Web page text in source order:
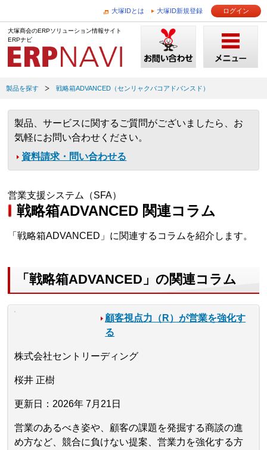
大塚IDとは 大塚ID新規登録 ログイン
大塚商会のERPソリューション情報サイト
ERPナビ
製品を探す 戦略箱ADVANCED（センリャクバコアドバンスド）
製品、サービスに関するご質問がございましたら、お
気軽にお問い合わせください。
資料請求・問い合わせる
営業支援システム（SFA）
戦略箱ADVANCED 関連コラム
「戦略箱ADVANCED」に関連するコラムを紹介します。
「戦略箱ADVANCED」の関連コラム
顧客視点力（R）が営業を強化す
る
株式会社セントリーディング
桜井 正樹
更新日：2026年 7月21日
営業のあるべき姿や、顧客の課題を発掘する商談の進
め方など、競合に負けない提案、営業力を強化する方